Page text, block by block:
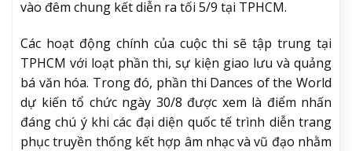
vào đêm chung kết diễn ra tối 5/9 tại TPHCM.
Các hoạt động chính của cuộc thi sẽ tập trung tại
TPHCM với loạt phần thi, sự kiện giao lưu và quảng
bá văn hóa. Trong đó, phần thi Dances of the World
dự kiến tổ chức ngày 30/8 được xem là điểm nhấn
đáng chú ý khi các đại diện quốc tế trình diễn trang
phục truyền thống kết hợp âm nhạc và vũ đạo nhằm